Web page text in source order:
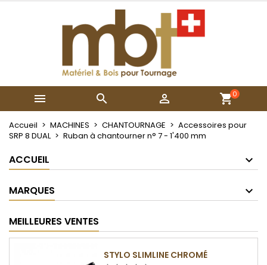
   0
Accueil MACHINES CHANTOURNAGE
Accessoires pour
SRP 8 DUAL
Ruban à chantourner n° 7 - 1'400 mm
ACCUEIL
MARQUES
MEILLEURES VENTES
STYLO SLIMLINE CHROMÉ
Mes listes
Créer une nouvelle liste
Créer une liste d'envies
Connexion
Vous devez être connecté pour ajouter des produits
à votre liste d'envies.
Annuler Connexion